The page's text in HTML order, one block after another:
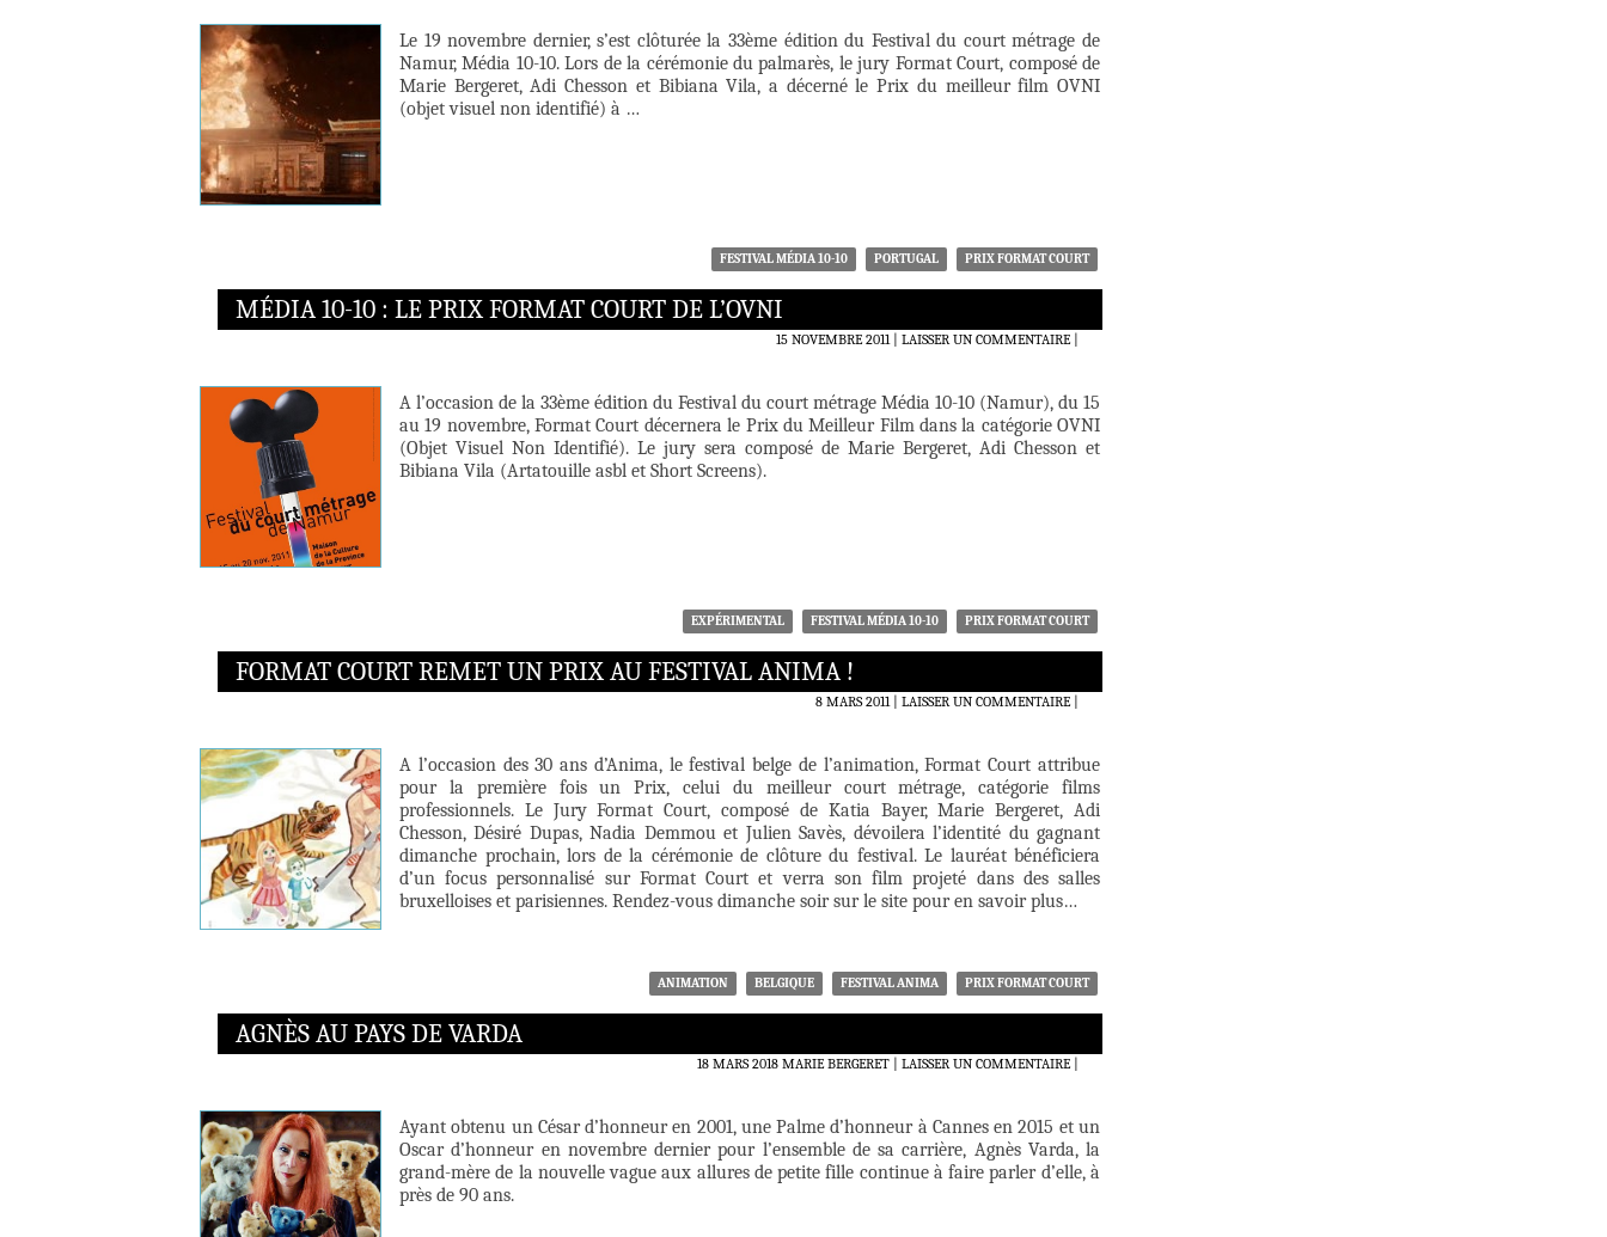
Le 19 novembre dernier, s’est clôturée la 33ème édition du Festival du court métrage de
Namur, Média 10-10. Lors de la cérémonie du palmarès, le jury Format Court, composé de
Marie Bergeret, Adi Chesson et Bibiana Vila, a décerné le Prix du meilleur film OVNI
(objet visuel non identifié) à …
FESTIVAL MÉDIA 10-10 PORTUGAL PRIX FORMAT COURT
MÉDIA 10-10 : LE PRIX FORMAT COURT DE L’OVNI
15 NOVEMBRE 2011 LAISSER UN COMMENTAIRE|
A l’occasion de la 33ème édition du Festival du court métrage Média 10-10 (Namur), du 15
au 19 novembre, Format Court décernera le Prix du Meilleur Film dans la catégorie OVNI
(Objet Visuel Non Identifié). Le jury sera composé de Marie Bergeret, Adi Chesson et
Bibiana Vila (Artatouille asbl et Short Screens).
EXPÉRIMENTAL FESTIVAL MÉDIA 10-10 PRIX FORMAT COURT
FORMAT COURT REMET UN PRIX AU FESTIVAL ANIMA !
8 MARS 2011 LAISSER UN COMMENTAIRE|
A l’occasion des 30 ans d’Anima, le festival belge de l’animation, Format Court attribue
pour la première fois un Prix, celui du meilleur court métrage, catégorie films
professionnels. Le Jury Format Court, composé de Katia Bayer, Marie Bergeret, Adi
Chesson, Désiré Dupas, Nadia Demmou et Julien Savès, dévoilera l’identité du gagnant
dimanche prochain, lors de la cérémonie de clôture du festival. Le lauréat bénéficiera
d’un focus personnalisé sur Format Court et verra son film projeté dans des salles
bruxelloises et parisiennes. Rendez-vous dimanche soir sur le site pour en savoir plus…
ANIMATION BELGIQUE FESTIVAL ANIMA PRIX FORMAT COURT
AGNÈS AU PAYS DE VARDA
18 MARS 2018 MARIE BERGERET LAISSER UN COMMENTAIRE|
Ayant obtenu un César d’honneur en 2001, une Palme d’honneur à Cannes en 2015 et un
Oscar d’honneur en novembre dernier pour l’ensemble de sa carrière, Agnès Varda, la
grand-mère de la nouvelle vague aux allures de petite fille continue à faire parler d’elle, à
près de 90 ans.